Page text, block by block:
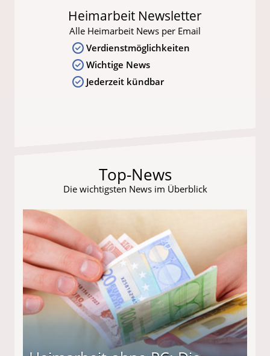
Heimarbeit Newsletter
Alle Heimarbeit News per Email
Verdienstmöglichkeiten
Wichtige News
Jederzeit kündbar
Top-News
Die wichtigsten News im Überblick